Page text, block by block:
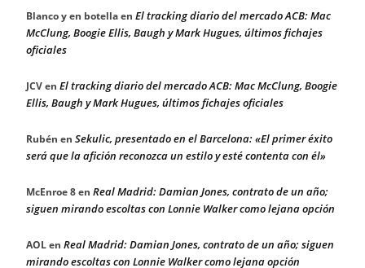
Blanco y en botellaen El tracking diario del mercado ACB: Mac
McClung, Boogie Ellis, Baugh y Mark Hugues, últimos fichajes
oficiales
JCVen El tracking diario del mercado ACB: Mac McClung, Boogie
Ellis, Baugh y Mark Hugues, últimos fichajes oficiales
Rubén en Sekulic, presentado en el Barcelona: «El primer éxito
será que la afición reconozca un estilo y esté contenta con él»
McEnroe 8en Real Madrid: Damian Jones, contrato de un año;
siguen mirando escoltas con Lonnie Walker como lejana opción
AOLen Real Madrid: Damian Jones, contrato de un año; siguen
mirando escoltas con Lonnie Walker como lejana opción